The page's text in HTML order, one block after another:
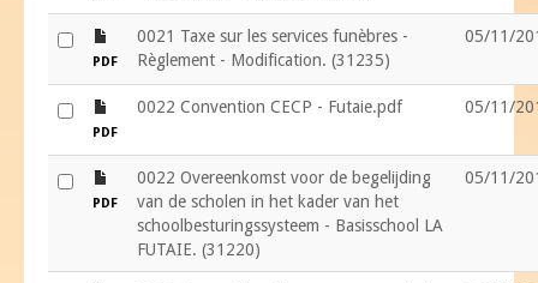
PDF
0021 Taxe sur les services funèbres -
Règlement - Modification. (31235)
05/11/
PDF
0022 Convention CECP - Futaie.pdf 05/11/
PDF
0022 Overeenkomst voor de begelijding
van de scholen in het kader van het
schoolbesturingssysteem - Basisschool LA
FUTAIE. (31220)
05/11/